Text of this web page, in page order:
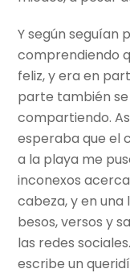
Y según seguían
comprendiendo
feliz, y era en
parte también
compartiendo.
esperaba que el
a la playa me
inconexos
cabeza, y en
besos, versos y
las redes
escribe un